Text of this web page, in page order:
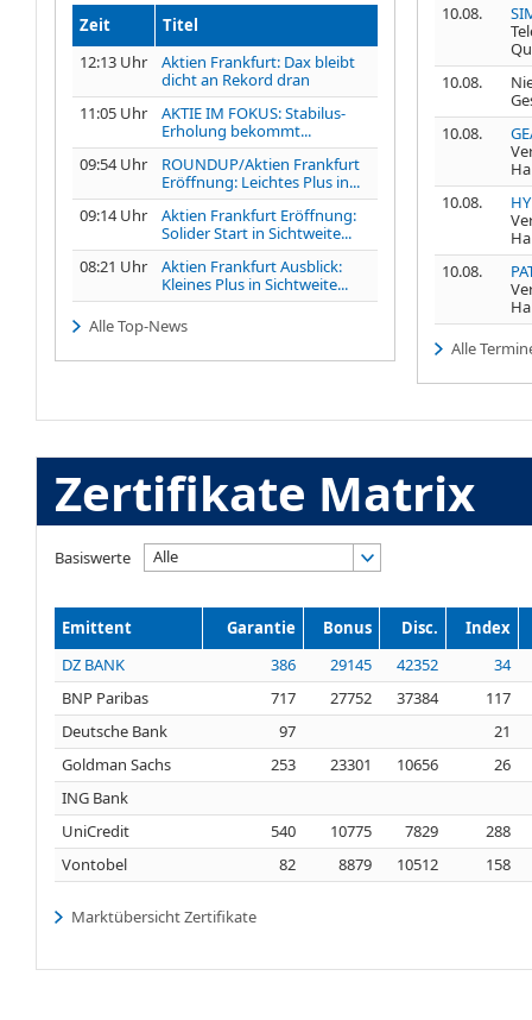
Zeit
Titel
12:13 Uhr
Aktien Frankfurt: Dax bleibt
dicht an Rekord dran
11:05 Uhr
AKTIE IM FOKUS: Stabilus-
Erholung bekommt...
09:54 Uhr
ROUNDUP/Aktien Frankfurt
Eröffnung: Leichtes Plus in...
09:14 Uhr
Aktien Frankfurt Eröffnung:
Solider Start in Sichtweite...
08:21 Uhr
Aktien Frankfurt Ausblick:
Kleines Plus in Sichtweite...
Alle Top-News
10.08.
10.08.
10.08.
10.08.
10.08.
Alle
Zertifikate Matrix
Basiswerte Alle
Emittent Garantie Bonus Disc.
Index
DZ BANK
386 29145 42352
34
BNP Paribas
717 27752 37384
117
Deutsche Bank
97
21
Goldman Sachs
253 23301 10656
26
ING Bank
UniCredit
540 10775 7829
288
Vontobel
82 8879 10512 158
Marktübersicht Zertifikate